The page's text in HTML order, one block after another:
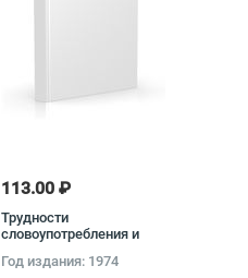
113.00 ₽
Трудности
словоупотребления и
литературного языка.
Год издания: 1974